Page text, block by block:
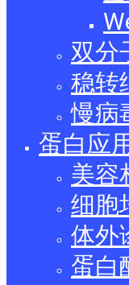
双分
稳转
慢病
蛋白应
美容
细胞
体外
蛋白